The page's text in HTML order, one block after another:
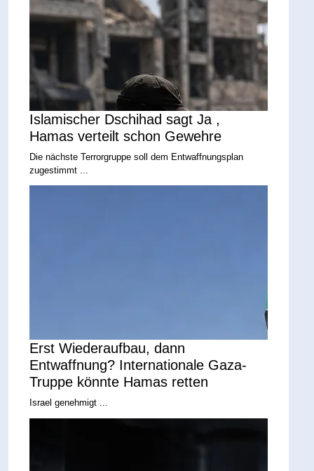
Islamischer Dschihad sagt Ja ,
Hamas verteilt schon Gewehre
Die nächste Terrorgruppe soll dem Entwaffnungsplan
zugestimmt ...
Erst Wiederaufbau, dann
Entwaffnung? Internationale Gaza-
Truppe könnte Hamas retten
Israel genehmigt ...